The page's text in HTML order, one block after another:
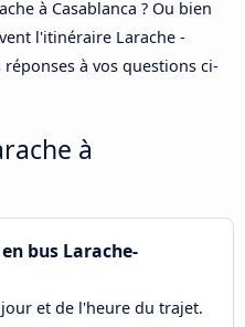
à Casablanca ? Ou bien
l'itinéraire Larache -
réponses à vos questions ci-
à
bus Larache-
et de l'heure du trajet.